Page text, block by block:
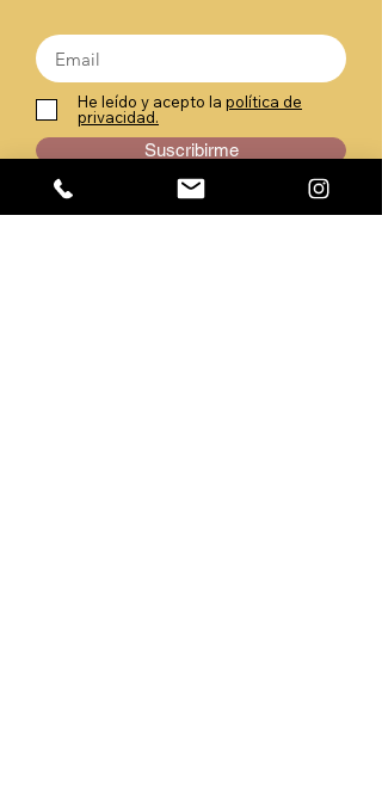
He leído y acepto la política de
privacidad.
Suscribirme